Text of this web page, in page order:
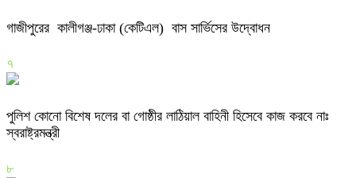
গাজীপুরের কালীগঞ্জ-ঢাকা (কেটিএল) বাস সার্ভিসের উদ্বোধন
৭
পুলিশ কোনো বিশেষ দলের বা গোষ্ঠীর লাঠিয়াল বাহিনী হিসেবে কাজ করবে নাঃ
স্বরাষ্ট্রমন্ত্রী
৮